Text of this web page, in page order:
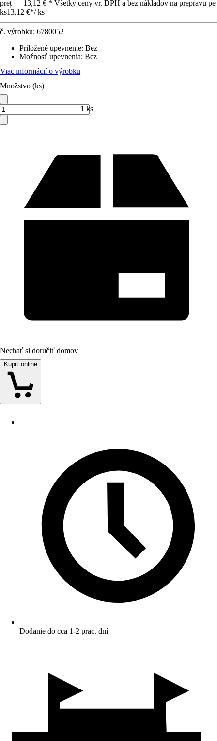
preț — 13,12 € * Všetky ceny vr. DPH a bez nákladov na prepravu pe
ks13,12 €*/ ks
č. výrobku: 6780052
Priložené upevnenie: Bez
Možnosť upevnenia: Bez
Viac informácií o výrobku
Množstvo (ks)
1 ks
Nechať si doručiť domov
Kúpiť online
Dodanie do cca 1-2 prac. dní